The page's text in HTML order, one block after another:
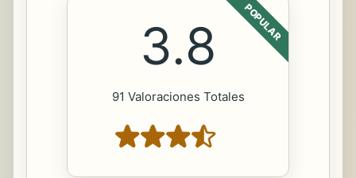
POPULAR
3.8
91 Valoraciones Totales